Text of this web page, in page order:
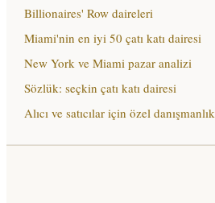
Billionaires' Row daireleri
Miami'nin en iyi 50 çatı katı dairesi
New York ve Miami pazar analizi
Sözlük: seçkin çatı katı dairesi
Alıcı ve satıcılar için özel danışmanlık